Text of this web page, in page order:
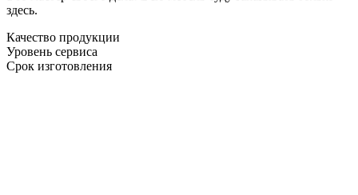
здесь.
Качество продукции
Уровень сервиса
Срок изготовления